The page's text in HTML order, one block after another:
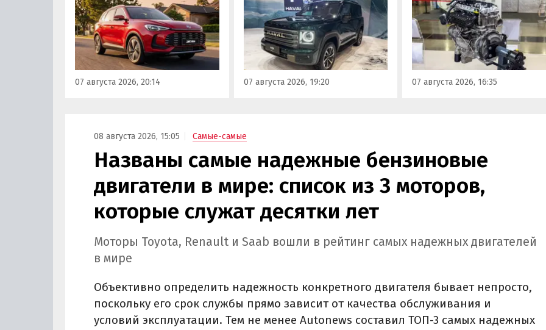
доступной цене, теперь есть
еще один вариант с китайского
рынка — MG ZS. В Китае он
стоит от 900 000 рублей по
текущему курсу, а в РФ с учетом
всех расходов за него нужно
отдать минимум 1 500 000
07 августа 2026, 20:14
калининградском заводе
«Автотор». Речь о Haval H9,
Tank 400 и Tank 500, которые
успешно прошли
сертификацию и получили
Одобрения типа
транспортного средства (ОТТС).
07 августа 2026, 19:20
получивший индекс 414320.
Корреспонденту
«Автоновостей дня» удалось
лично ознакомиться с
новинкой на выставке
«Иннопром» в
07 августа 2026, 16:35
08 августа 2026, 15:05 Самые-самые
Названы самые надежные бензиновые
двигатели в мире: список из 3 моторов,
которые служат десятки лет
Моторы Toyota, Renault и Saab вошли в рейтинг самых надежных двигателей
в мире
Объективно определить надежность конкретного двигателя бывает непросто,
поскольку его срок службы прямо зависит от качества обслуживания и
условий эксплуатации. Тем не менее Autonews составил ТОП-3 самых надежных